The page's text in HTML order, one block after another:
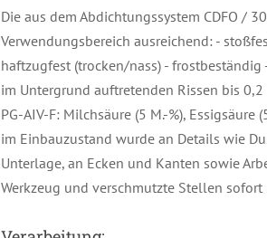
Die aus dem Abdichtungssystem CDFO /
Verwendungsbereich ausreichend: -
haftzugfest (trocken/nass) -
im Untergrund auftretenden Rissen bis
PG-AIV-F: Milchsäure (5 M.-%), Essigsäure
im Einbauzustand wurde an Details wie
Unterlage, an Ecken und Kanten sowie
Werkzeug und verschmutzte Stellen